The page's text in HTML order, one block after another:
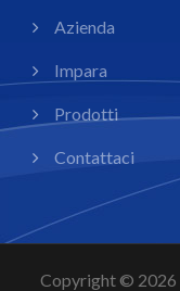
Azienda
Impara
Prodotti
Contattaci
Copyright © 2026